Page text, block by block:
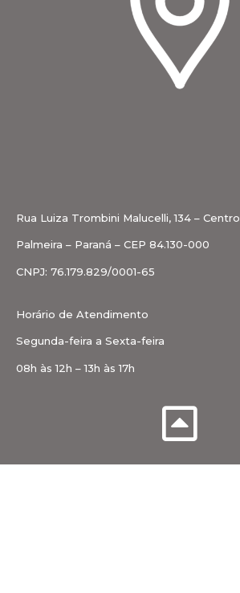
Rua Luiza Trombini Malucelli, 134 – Centro
Palmeira – Paraná – CEP 84.130-000
CNPJ: 76.179.829/0001-65
Horário de Atendimento
Segunda-feira a Sexta-feira
08h às 12h – 13h às 17h